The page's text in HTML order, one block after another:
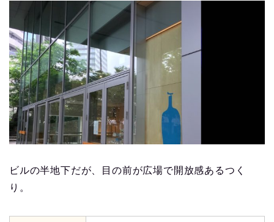
ビルの半地下だが、目の前が広場で開放感あるつく
り。